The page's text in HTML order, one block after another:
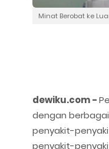
Minat Berobat ke
dewiku.com -
dengan
penyakit-
penyakit-